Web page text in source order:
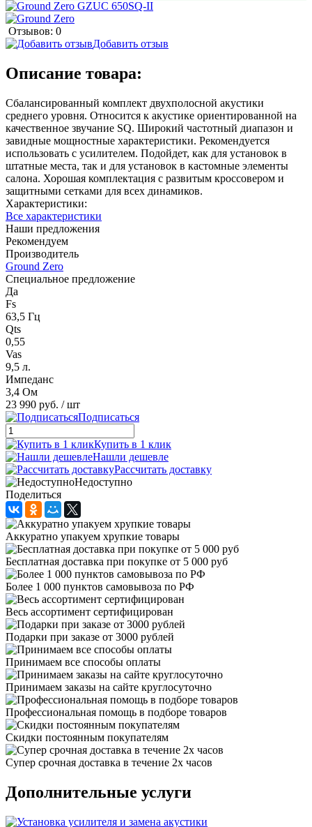
Отзывов: 0
Добавить отзыв
Описание товара:
Сбалансированный комплект двухполосной акустики
среднего уровня. Относится к акустике ориентированной на
качественное звучание SQ. Широкий частотный диапазон и
завидные мощностные характеристики. Рекомендуется
использовать с усилителем. Подойдет, как для установок в
штатные места, так и для установок в кастомные элементы
салона. Хорошая комплектация с развитым кроссовером и
защитными сетками для всех динамиков.
Характеристики:
Все характеристики
Наши предложения
Рекомендуем
Производитель
Ground Zero
Специальное предложение
Да
Fs
63,5 Гц
Qts
0,55
Vas
9,5 л.
Импеданс
3,4 Ом
23 990 руб. / шт
Подписаться
Купить в 1 клик
Нашли дешевле
Рассчитать доставку
Недоступно
Поделиться
Аккуратно упакуем хрупкие товары
Бесплатная доставка при покупке от 5 000 руб
Более 1 000 пунктов самовывоза по РФ
Весь ассортимент сертифицирован
Подарки при заказе от 3000 рублей
Принимаем все способы оплаты
Принимаем заказы на сайте круглосуточно
Профессиональная помощь в подборе товаров
Скидки постоянным покупателям
Супер срочная доставка в течение 2х часов
Дополнительные услуги